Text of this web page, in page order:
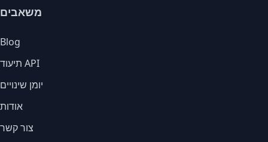
משאבים
Blog
תיעוד API
יומן שינויים
אודות
צור קשר